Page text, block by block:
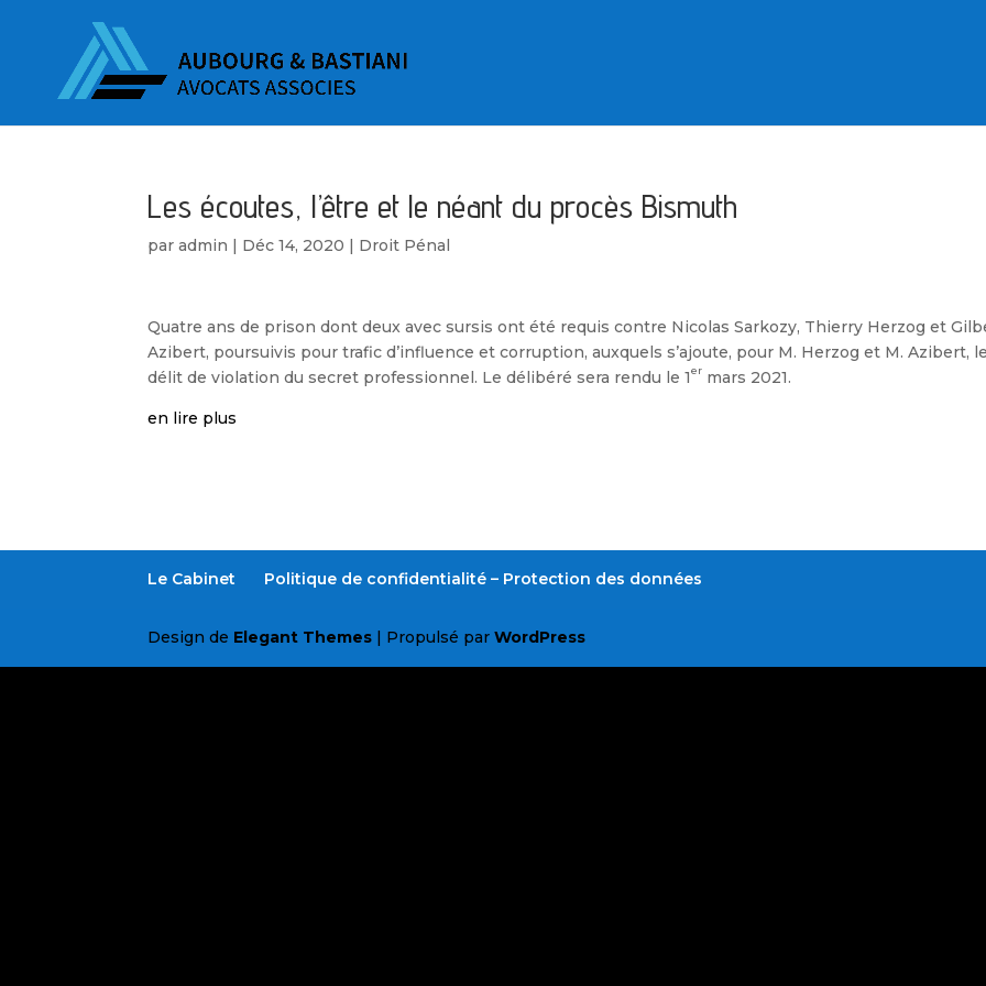
Les écoutes, l’être et le néant du procès Bismuth
paradmin | Déc 14, 2020 | Droit Pénal
Quatre ans de prison dont deux avec sursis ont été requis contre Nicolas Sarkozy, Thierry Herzog et
Azibert, poursuivis pour trafic d’influence et corruption, auxquels s’ajoute, pour M. Herzog et M. Azibert, le
délit de violation du secret professionnel. Le délibéré sera rendu le 1er mars 2021.
en lire plus
Le Cabinet Politique de confidentialité – Protection des données
Design de Elegant Themes | Propulsé parWordPress